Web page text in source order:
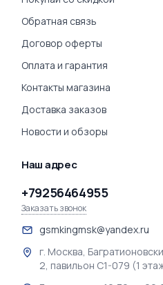
Обратная связь
Договор оферты
Оплата и гарантия
Контакты магазина
Доставка заказов
Новости и обзоры
Наш адрес
+79256464955
Заказать звонок
gsmkingmsk@yandex.ru
г. Москва,
2, павильон С1-079 (1